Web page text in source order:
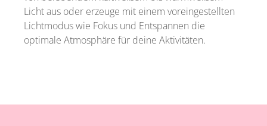
Licht aus oder erzeuge mit einem voreingestellten
Lichtmodus wie Fokus und Entspannen die
optimale Atmosphäre für deine Aktivitäten.